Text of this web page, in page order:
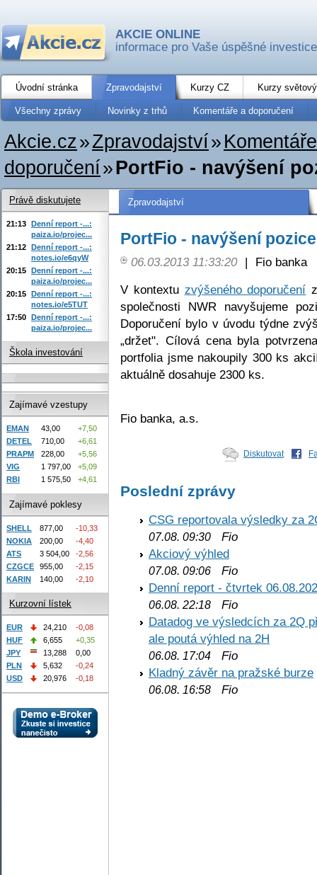
AKCIE ONLINE
informace pro Vaše úspěšné investice
Úvodní stránka Zpravodajství Kurzy CZ Kurzy
Všechny zprávy Novinky z trhů Komentáře a doporučení
Akcie.cz»Zpravodajství»
doporučení»PortFio - navýšení
Zpravodajství
PortFio - navýšení
06.03.2013 11:33:20 |
Fio banka
V kontextu zvýšeného doporučení
společnosti NWR navyšujeme
Doporučení bylo v úvodu týdne
„držet". Cílová cena byla
portfolia jsme nakoupily 300 ks
aktuálně dosahuje 2300 ks.
Fio banka, a.s.
Diskutovat
Poslední zprávy
CSG reportovala výsledky za
07.08. 09:30 Fio
Akciový výhled
07.08. 09:06 Fio
Denní report - čtvrtek
06.08. 22:18 Fio
Datadog ve výsledcích za 2Q
ale poutá výhled na 2H
06.08. 17:04 Fio
Kladný závěr na pražské burze
06.08. 16:58 Fio
Právě diskutujete
21:13 Denní report -...:
paiza.io/projec...
21:12 Denní report -...:
notes.io/e6qyW
20:15 Denní report -...:
paiza.io/projec...
20:15 Denní report -...:
notes.io/e5TUT
17:50 Denní report -...:
paiza.io/projec...
Škola investování
Zajímavé vzestupy
EMAN 43,00
+7,50
DETEL
710,00
+6,61
PRAPM
228,00
+5,56
VIG
1 797,00
+5,09
RBI
1 575,50 +4,61
Zajímavé poklesy
SHELL 877,00
-10,33
NOKIA
200,00
-4,40
ATS
3 504,00
-2,56
CZGCE
955,00
-2,15
KARIN
140,00 -2,10
Kurzovní lístek
EUR 24,210
-0,08
HUF
6,655
+0,35
JPY
13,288
0,00
PLN
5,632
-0,24
USD
20,976 -0,18